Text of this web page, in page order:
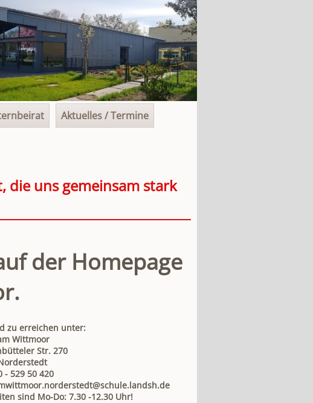
Aktuelles / Termine
die uns gemeinsam stark
der Homepage
zu erreichen unter:
Wittmoor
Str. 270
- 529 50 420
sind Mo-Do: 7.30 -12.30 Uhr!